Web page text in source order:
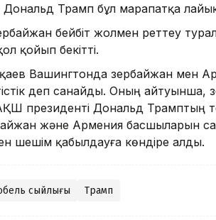
Трамп бұл марапатқа
бейбіт жолмен реттеу
қойып бекітті.
Вашингтонда Әзербайжан мен
деп санайды. Оның айтуынша,
президенті Дональд Трамптың
және Армения басшыларын
шешім қабылдауға көндіре алды.
сыйлығы Трамп